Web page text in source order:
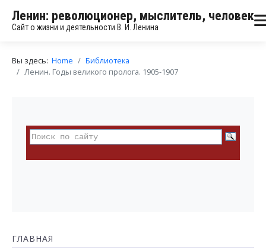
Ленин: революционер, мыслитель, человек
Сайт о жизни и деятельности В. И. Ленина
Вы здесь: Home
Библиотека
Ленин. Годы великого пролога. 1905-1907
ГЛАВНАЯ